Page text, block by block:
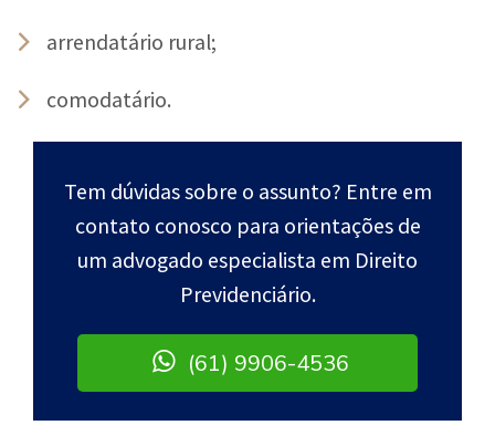
arrendatário rural;
comodatário.
Tem dúvidas sobre o assunto? Entre em
contato conosco para orientações de
um advogado especialista em Direito
Previdenciário.
(61) 9906-4536